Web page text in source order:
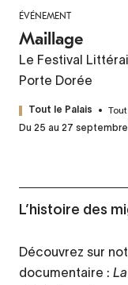
ÉVÉNEMENT
Maillage
Le Festival
Porte Dorée
Tout le Palais
Du 25 au 27
L’histoire des
Découvrez sur
documentaire :